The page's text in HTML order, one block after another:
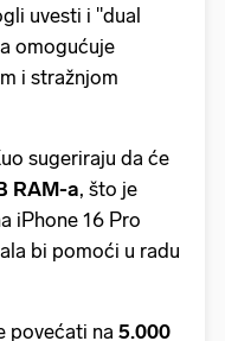
uvesti i "dual
omogućuje
i stražnjom
sugeriraju da će
RAM-a, što je
iPhone 16 Pro
bi pomoći u radu
povećati na 5.000